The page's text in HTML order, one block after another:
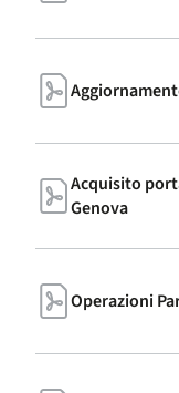
Acquisito
Genova
Operazioni